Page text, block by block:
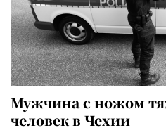
Мужчина с ножом
человек в Чехии